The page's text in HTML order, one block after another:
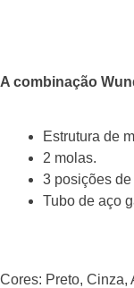
A combinação
Estrutura de
2 molas.
3 posições
Tubo de aço
Cores: Preto, Cinza,